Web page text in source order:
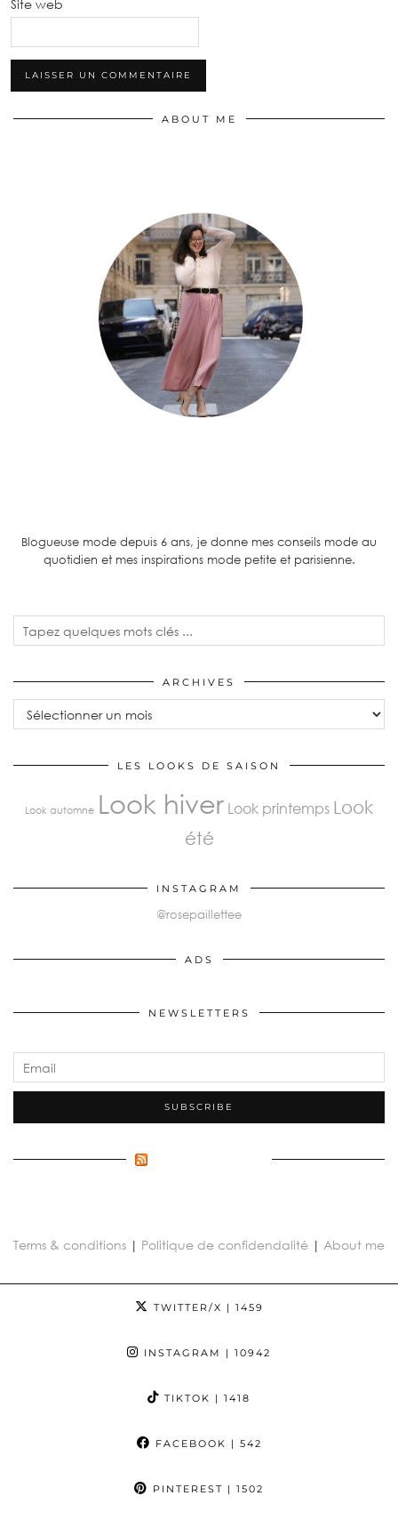
Site web
ABOUT ME
Blogueuse mode depuis 6 ans, je donne mes conseils mode au
quotidien et mes inspirations mode petite et parisienne.
ARCHIVES
LES LOOKS DE SAISON
Look automne Look hiver Look printemps Look
été
INSTAGRAM
@rosepaillettee
ADS
NEWSLETTERS
Terms & conditions | Politique de confidendalité | About me
TWITTER/X | 1459
INSTAGRAM | 10942
TIKTOK | 1418
FACEBOOK | 542
PINTEREST | 1502